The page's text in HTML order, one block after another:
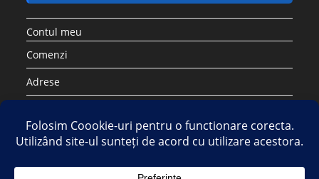
Contul meu
Comenzi
Adrese
Parolă pierdută